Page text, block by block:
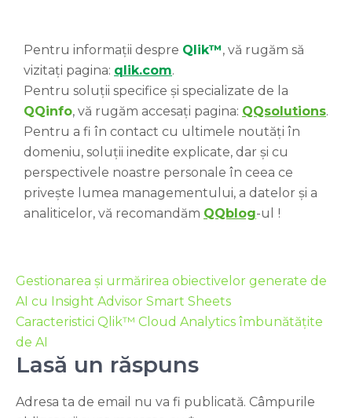
Pentru informații despre Qlik™, vă rugăm să
vizitați pagina: qlik.com.
Pentru soluții specifice și specializate de la
QQinfo, vă rugăm accesați pagina: QQsolutions.
Pentru a fi în contact cu ultimele noutăți în
domeniu, soluții inedite explicate, dar și cu
perspectivele noastre personale în ceea ce
privește lumea managementului, a datelor și a
analiticelor, vă recomandăm QQblog-ul !
Gestionarea și urmărirea obiectivelor generate de
AI cu Insight Advisor Smart Sheets
Caracteristici Qlik™ Cloud Analytics îmbunătățite
de AI
Lasă un răspuns
Adresa ta de email nu va fi publicată. Câmpurile